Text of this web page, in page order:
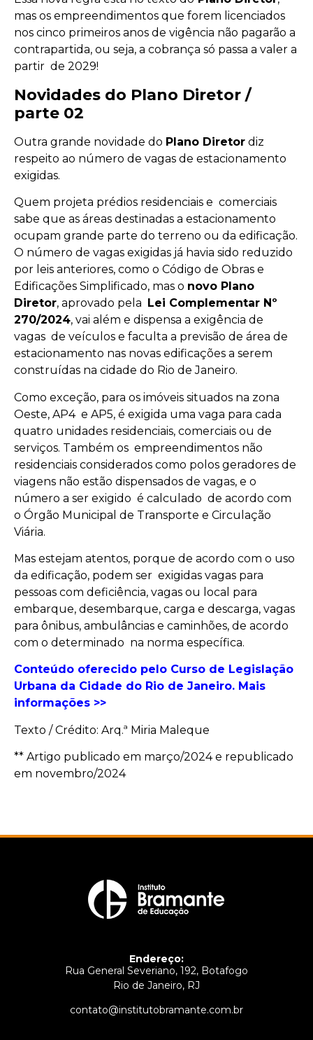
mas os empreendimentos que forem licenciados
nos cinco primeiros anos de vigência não pagarão a
contrapartida, ou seja, a cobrança só passa a valer a
partir de 2029!
Novidades do Plano Diretor /
parte 02
Outra grande novidade do Plano Diretor diz
respeito ao número de vagas de estacionamento
exigidas.
Quem projeta prédios residenciais e comerciais
sabe que as áreas destinadas a estacionamento
ocupam grande parte do terreno ou da edificação.
O número de vagas exigidas já havia sido reduzido
por leis anteriores, como o Código de Obras e
Edificações Simplificado, mas o novo Plano
Diretor, aprovado pela
Lei Complementar Nº
270/2024, vai além e dispensa a exigência de
vagas de veículos e faculta a previsão de área de
estacionamento nas novas edificações a serem
construídas na cidade do Rio de Janeiro.
Como exceção, para os imóveis situados na zona
Oeste, AP4 e AP5, é exigida uma vaga para cada
quatro unidades residenciais, comerciais ou de
serviços. Também os empreendimentos não
residenciais considerados como polos geradores de
viagens não estão dispensados de vagas, e o
número a ser exigido é calculado de acordo com
o Órgão Municipal de Transporte e Circulação
Viária.
Mas estejam atentos, porque de acordo com o uso
da edificação, podem ser exigidas vagas para
pessoas com deficiência, vagas ou local para
embarque, desembarque, carga e descarga, vagas
para ônibus, ambulâncias e caminhões, de acordo
com o determinado na norma específica.
Conteúdo oferecido pelo Curso de Legislação
Urbana da Cidade do Rio de Janeiro. Mais
informações >>
Texto / Crédito: Arq.ª Miria Maleque
** Artigo publicado em março/2024 e republicado
em novembro/2024
Endereço:
Rua General Severiano, 192, Botafogo
Rio de Janeiro, RJ
contato@institutobramante.com.br